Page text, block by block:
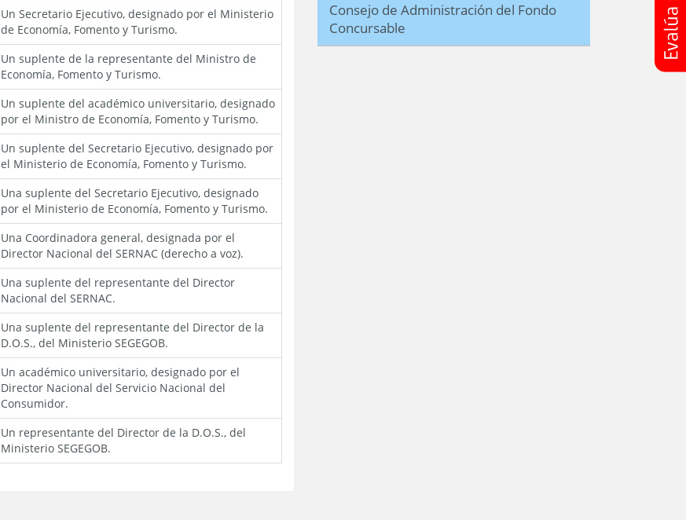
Un Secretario Ejecutivo, designado por el Ministerio
de Economía, Fomento y Turismo.
Un suplente de la representante del Ministro de
Economía, Fomento y Turismo.
Un suplente del académico universitario, designado
por el Ministro de Economía, Fomento y Turismo.
Un suplente del Secretario Ejecutivo, designado por
el Ministerio de Economía, Fomento y Turismo.
Una suplente del Secretario Ejecutivo, designado
por el Ministerio de Economía, Fomento y Turismo.
Una Coordinadora general, designada por el
Director Nacional del SERNAC (derecho a voz).
Una suplente del representante del Director
Nacional del SERNAC.
Una suplente del representante del Director de la
D.O.S., del Ministerio SEGEGOB.
Un académico universitario, designado por el
Director Nacional del Servicio Nacional del
Consumidor.
Un representante del Director de la D.O.S., del
Ministerio SEGEGOB.
Consejo de Administración del Fondo
Concursable